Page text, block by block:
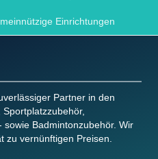
Einrichtungen
Partner in den
Sportplatzzubehör,
Badmintonzubehör. Wir
zu vernünftigen Preisen.